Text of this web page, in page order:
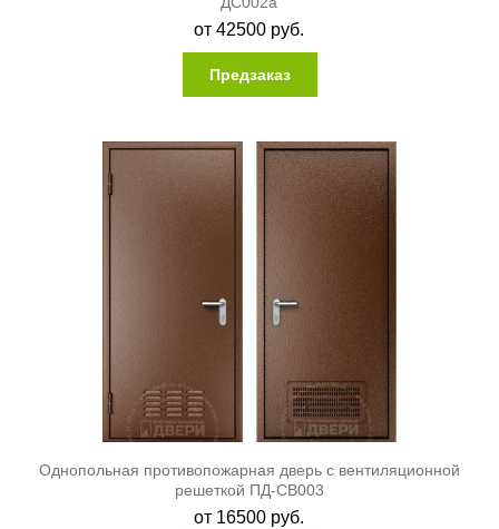
от42500 руб.
Предзаказ
Однопольная противопожарная дверь с вентиляционной
решеткой ПД-СВ003
от 16500 руб.